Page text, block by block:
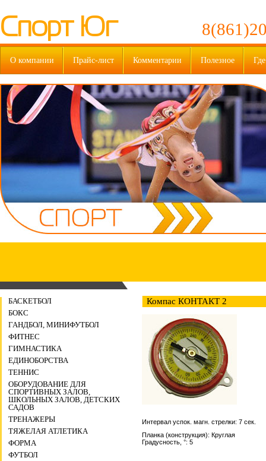
Спорт Юг
О компании Прайс-лист Комментарии Полезное
БАСКЕТБОЛ
БОКС
ГАНДБОЛ, МИНИФУТБОЛ
ФИТНЕС
ГИМНАСТИКА
ЕДИНОБОРСТВА
ТЕННИС
ОБОРУДОВАНИЕ ДЛЯ
СПОРТИВНЫХ ЗАЛОВ,
ШКОЛЬНЫХ ЗАЛОВ, ДЕТСКИХ
САДОВ
ТРЕНАЖЕРЫ
ТЯЖЕЛАЯ АТЛЕТИКА
ФОРМА
ФУТБОЛ
Компас КОНТАКТ 2
Интервал успок. магн. стрелки: 7 сек.
Планка (конструкция): Круглая
Градусность, °: 5